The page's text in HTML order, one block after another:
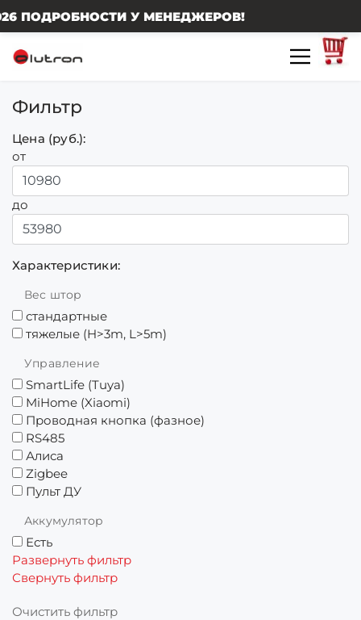
Фильтр
Цена (руб.):
от
до
Характеристики:
Вес штор
стандартные
тяжелые (H>3m, L>5m)
Управление
SmartLife (Tuya)
MiHome (Xiaomi)
Проводная кнопка (фазное)
RS485
Алиса
Zigbee
Пульт ДУ
Аккумулятор
Есть
Развернуть фильтр
Свернуть фильтр
Очистить фильтр